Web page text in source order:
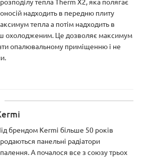
надходить в передню плиту
тепла а потім надходить в
охолодженим. Це дозволяє максимум
опалювальному приміщенню і не
брендом Kermi більше 50 років
панельні радіатори
А почалося все з союзу трьох